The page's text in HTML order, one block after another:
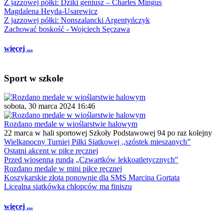
Z jazzowej półki: Dziki geniusz – Charles Mingus
Magdalena Heyda-Usarewicz
Z jazzowej półki: Nonszalancki Argentyńczyk
Zachować boskość - Wojciech Sęczawa
więcej ...
Sport w szkole
sobota, 30 marca 2024 16:46
Rozdano medale w wioślarstwie halowym
22 marca w hali sportowej Szkoły Podstawowej 94 po raz kolejny
Wielkanocny Turniej Piłki Siatkowej ,,szóstek mieszanych”
Ostatni akcent w piłce ręcznej
Przed wiosenną rundą „Czwartków lekkoatletycznych”
Rozdano medale w mini piłce ręcznej
Koszykarskie złota ponownie dla SMS Marcina Gortata
Licealna siatkówka chłopców ma finiszu
więcej ...